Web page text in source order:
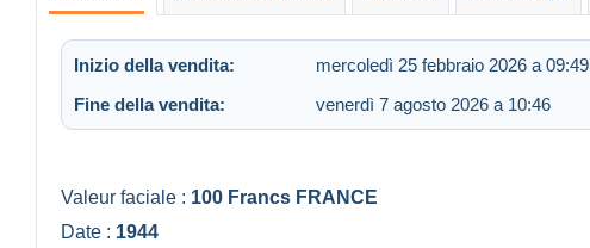
Inizio della vendita: mercoledì 25 febbraio 2026 a 09:49
Fine della vendita:
venerdì 7 agosto 2026 a 10:46
Valeur faciale : 100 Francs FRANCE
Date : 1944